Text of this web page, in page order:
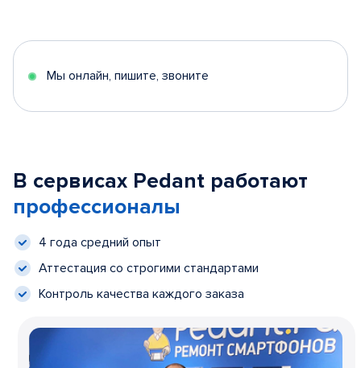
Мы онлайн, пишите, звоните
В сервисах Pedant работают
профессионалы
4 года средний опыт
Аттестация со строгими стандартами
Контроль качества каждого заказа